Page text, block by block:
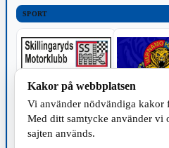
SPORT
TILLVERKNING
Kakor på webbplatsen
Vi använder nödvändiga kakor
Med ditt samtycke använder vi
sajten används.